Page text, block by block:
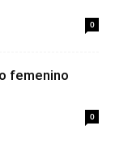
0
femenino
0